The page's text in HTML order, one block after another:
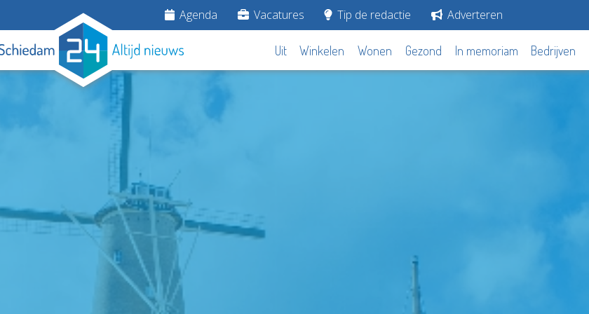
Agenda Vacatures Tip de redactie Adverteren
Uit Winkelen Wonen Gezond In memoriam Bedrijven